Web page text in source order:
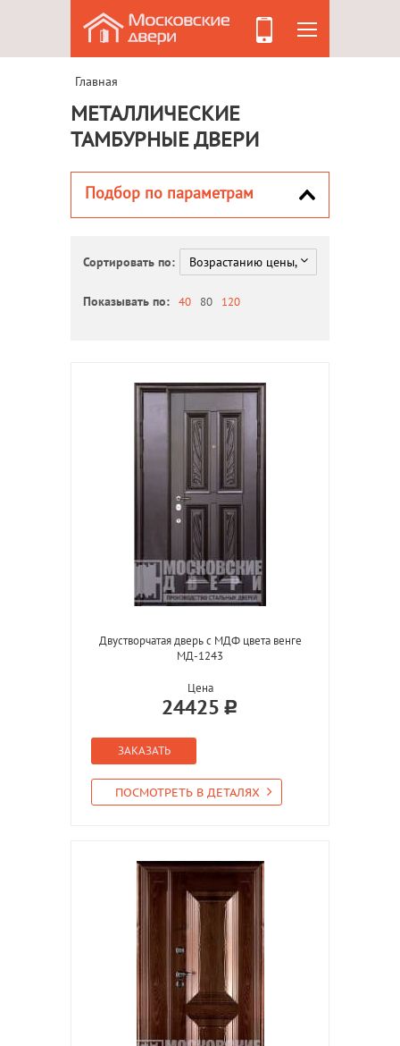
Главная
МЕТАЛЛИЧЕСКИЕ
ТАМБУРНЫЕ ДВЕРИ
Подбор по параметрам
Сортировать по:
Показывать по: 40 80 120
Двустворчатая дверь с МДФ цвета венге
МД-1243
Цена
24425
ЗАКАЗАТЬ
ПОСМОТРЕТЬ В ДЕТАЛЯХ